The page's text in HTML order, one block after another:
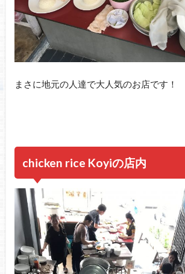
まさに地元の人達で大人気のお店です！
chicken rice Koyiの店内